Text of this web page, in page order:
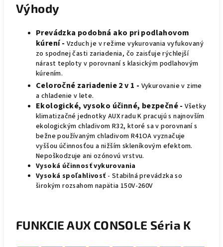
Výhody
Prevádzka podobná ako pri podlahovom
kúrení - Vzduch je v režime vykurovania vyfukovaný
zo spodnej časti zariadenia, čo zaisťuje rýchlejší
nárast teploty v porovnaní s klasickým podlahovým
kúrením.
Celoročné zariadenie 2 v 1 - Vykurovanie v zime
a chladenie v lete.
Ekologické, vysoko účinné, bezpečné -Všetky
klimatizačné jednotky AUX radu K pracujú s najnovším
ekologickým chladivom R32, ktoré sa v porovnaní s
bežne používaným chladivom R41OA vyznačuje
vyššou účinnosťou a nižším skleníkovým efektom.
Nepoškodzuje ani ozónovú vrstvu.
Vysoká účinnosť vykurovania
Vysoká spoľahlivosť - Stabilná prevádzka so
širokým rozsahom napätia 150V-260V
FUNKCIE AUX CONSOLE Séria K